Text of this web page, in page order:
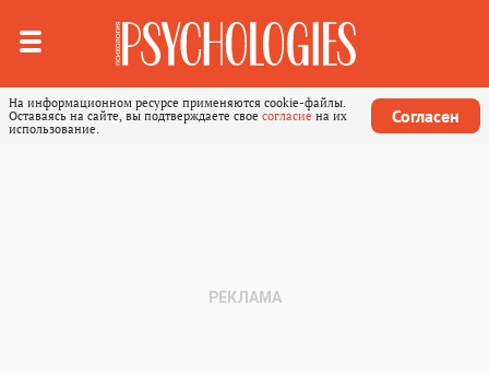
На информационном ресурсе применяются cookie-файлы.
Оставаясь на сайте, вы подтверждаете свое согласие на их
использование.
Согласен